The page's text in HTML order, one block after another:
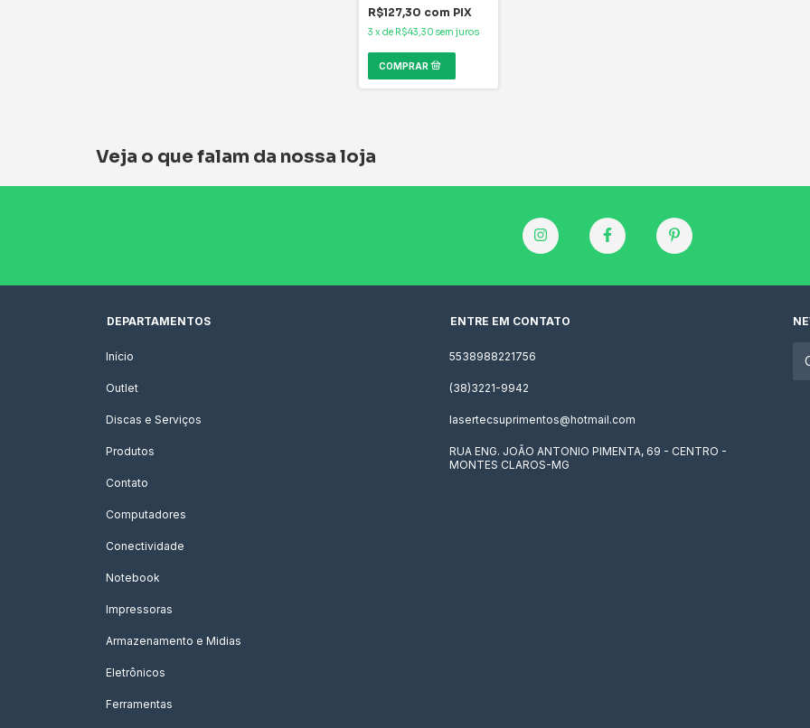
R$127,30 com PIX
3 x de R$43,30 sem juros
Veja o que falam da nossa loja
DEPARTAMENTOS
Início
Outlet
Discas e Serviços
Produtos
Contato
Computadores
Conectividade
Notebook
Impressoras
Armazenamento e Midias
Eletrônicos
Ferramentas
ENTRE EM CONTATO
5538988221756
(38)3221-9942
lasertecsuprimentos@hotmail.com
RUA ENG. JOÃO ANTONIO PIMENTA, 69 - CENTRO -
MONTES CLAROS-MG